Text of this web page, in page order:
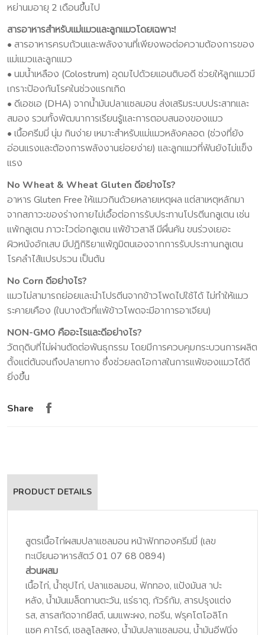
หย่านมอายุ 2 เดือนขึ้นไป
สารอาหารสำหรับแม่แมวและลูกแมวโดยเฉพาะ!
• สารอาหารครบถ้วนและพลังงานที่เพียงพอต่อความต้องการของ
แม่แมวและลูกแมว
• นมน้ำเหลือง (Colostrum) อุดมไปด้วยแอนติบอดี ช่วยให้ลูกแมวมี
เกราะป้องกันโรคในช่วงแรกเกิด
• ดีเอชเอ (DHA) จากน้ำมันปลาแซลมอน ส่งเสริมระบบประสาทและ
สมอง รวมทั้งพัฒนาการเรียนรู้และการตอบสนองของแมว
• เนื้อครีมมี่ นุ่ม กินง่าย เหมาะสำหรับแม่แมวหลังคลอด (ช่วงที่ยัง
อ่อนแรงและต้องการพลังงานย่อยง่าย) และลูกแมวที่ฟันยังไม่แข็ง
แรง
No Wheat & Wheat Gluten ดีอย่างไร?
อาหาร Gluten Free ให้แมวกินด้วยหลายเหตุผล แต่สาเหตุหลักมา
จากสภาวะของร่างกายไม่เอื้อต่อการรับประทานโปรตีนกลูเตน เช่น
แพ้กลูเตน ภาวะไวต่อกลูเตน แพ้ข้าวสาลี มีผื่นคัน ขนร่วงเยอะ
ผิวหนังอักเสบ มีปฏิกิริยาแพ้ภูมิตนเองจากการรับประทานกลูเตน
โรคลำไส้แปรปรวน เป็นต้น
No Corn ดีอย่างไร?
แมวไม่สามารถย่อยและนำโปรตีนจากข้าวโพดไปใช้ได้ ไม่ทำให้แมว
ระคายเคือง (ในบางตัวที่แพ้ข้าวโพดจะมีอาการอาเจียน)
NON-GMO คืออะไรและดีอย่างไร?
วัตถุดิบที่ไม่ผ่านตัดต่อพันธุกรรม โดยมีการควบคุมกระบวนการผลิต
ตั้งแต่ต้นจนถึงปลายทาง ซึ่งช่วยลดโอกาสในการแพ้ของแมวได้ดี
ยิ่งขึ้น
Share
PRODUCT DETAILS
สูตรเนื้อไก่ผสมปลาแซลมอน หน้าฟักทองครีมมี่ (เลข
ทะเบียนอาหารสัตว์ 01 07 68 0894)
ส่วนผสม
เนื้อไก่, น้ำซุปไก่, ปลาแซลมอน, ฟักทอง, แป้งมันส าปะ
หลัง, น้ำมันเมล็ดทานตะวัน, แร่ธาตุ, กัวร์กัม, สารปรุงแต่ง
รส, สารสกัดจากยีสต์, นมแพะผง, ทอรีน, ฟรุคโตโอลิโก
แซค คาไรด์, เซลลูโลสผง, น้ำมันปลาแซลมอน, น้ำมันอีฟนิ่ง